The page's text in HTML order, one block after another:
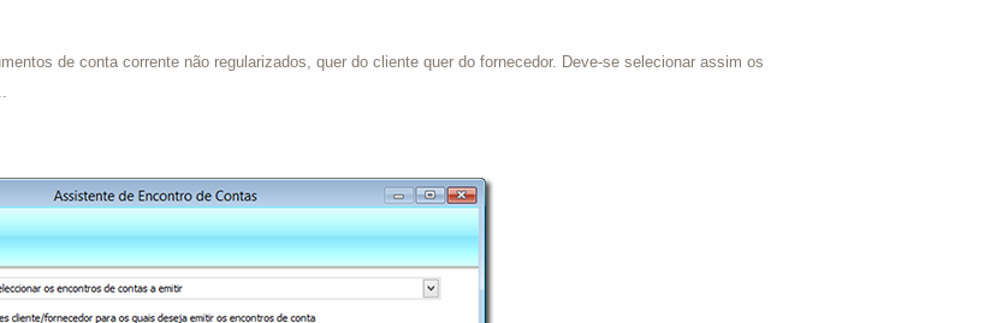
de conta corrente não regularizados, quer do cliente quer do fornecedor. Deve-se selecionar assim os